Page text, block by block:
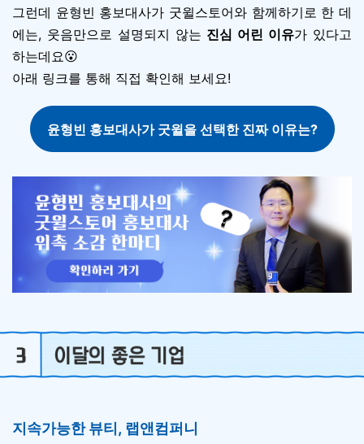
그런데 윤형빈 홍보대사가 굿윌스토어와 함께하기로 한 데
에는, 웃음만으로 설명되지 않는 진심 어린 이유가 있다고
하는데요😮
아래 링크를 통해 직접 확인해 보세요!
윤형빈 홍보대사가 굿윌을 선택한 진짜 이유는?
지속가능한 뷰티, 랩앤컴퍼니